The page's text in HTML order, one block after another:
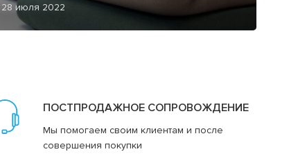
28 июля 2022
ПОСТПРОДАЖНОЕ СОПРОВОЖДЕНИЕ
Мы помогаем своим клиентам и после
совершения покупки